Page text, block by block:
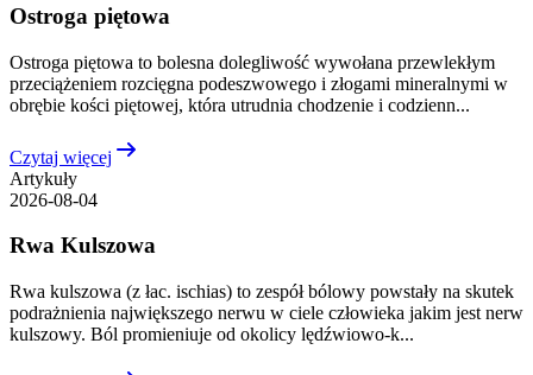
Ostroga piętowa
Ostroga piętowa to bolesna dolegliwość wywołana przewlekłym
przeciążeniem rozcięgna podeszwowego i złogami mineralnymi w
obrębie kości piętowej, która utrudnia chodzenie i codzienn...
Czytaj więcej
Artykuły
2026-08-04
Rwa Kulszowa
Rwa kulszowa (z łac. ischias) to zespół bólowy powstały na skutek
podrażnienia największego nerwu w ciele człowieka jakim jest nerw
kulszowy. Ból promieniuje od okolicy lędźwiowo-k...